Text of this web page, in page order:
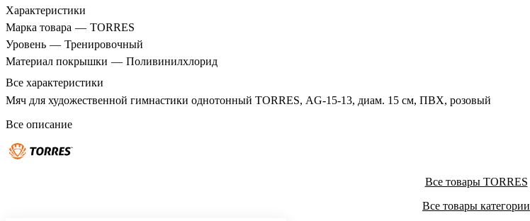
Характеристики
Марка товара — TORRES
Уровень — Тренировочный
Материал покрышки — Поливинилхлорид
Все характеристики
Мяч для художественной гимнастики однотонный TORRES, AG-15-13, диам. 15 см, ПВХ, розовый
Все описание
Все товары TORRES
Все товары категории